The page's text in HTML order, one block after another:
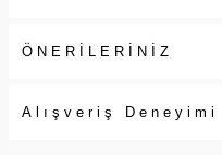
ÖNERİLERİNİZ
Alışveriş Deneyimi